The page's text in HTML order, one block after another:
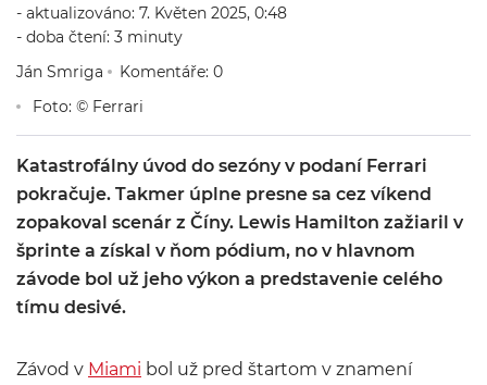
- aktualizováno: 7. Květen 2025, 0:48
- doba čtení: 3 minuty
Ján Smriga
Komentáře: 0
Foto: © Ferrari
Katastrofálny úvod do sezóny v podaní Ferrari
pokračuje. Takmer úplne presne sa cez víkend
zopakoval scenár z Číny. Lewis Hamilton zažiaril v
šprinte a získal v ňom pódium, no v hlavnom
závode bol už jeho výkon a predstavenie celého
tímu desivé.
Závod v Miami bol už pred štartom v znamení